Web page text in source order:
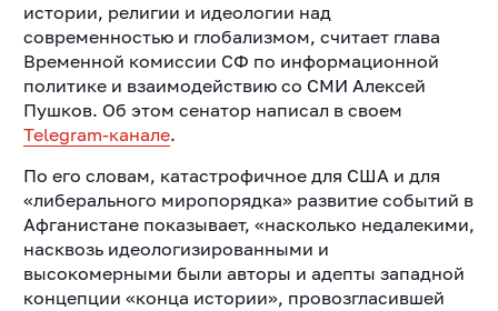
истории, религии и идеологии над
современностью и глобализмом, считает глава
Временной комиссии СФ по информационной
политике и взаимодействию со СМИ Алексей
Пушков. Об этом сенатор написал в своем
Telegram-канале.
По его словам, катастрофичное для США и для
«либерального миропорядка» развитие событий в
Афганистане показывает, «насколько недалекими,
насквозь идеологизированными и
высокомерными были авторы и адепты западной
концепции «конца истории», провозгласившей